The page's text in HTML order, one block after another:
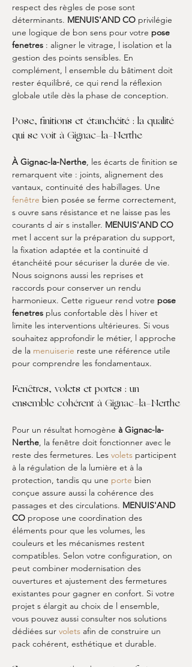
respect des règles de pose sont
déterminants. MENUIS'AND CO privilégie
une logique de bon sens pour votre pose
fenetres : aligner le vitrage, l isolation et la
gestion des points sensibles. En
complément, l ensemble du bâtiment doit
rester équilibré, ce qui rend la réflexion
globale utile dès la phase de conception.
Pose, finitions et étanchéité : la qualité
qui se voit à Gignac-la-Nerthe
À Gignac-la-Nerthe, les écarts de finition se
remarquent vite : joints, alignement des
vantaux, continuité des habillages. Une
fenêtre bien posée se ferme correctement,
s ouvre sans résistance et ne laisse pas les
courants d air s installer. MENUIS'AND CO
met l accent sur la préparation du support,
la fixation adaptée et la continuité d
étanchéité pour sécuriser la durée de vie.
Nous soignons aussi les reprises et
raccords pour conserver un rendu
harmonieux. Cette rigueur rend votre pose
fenetres plus confortable dès l hiver et
limite les interventions ultérieures. Si vous
souhaitez approfondir le métier, l approche
de la menuiserie reste une référence utile
pour comprendre les fondamentaux.
Fenêtres, volets et portes : un
ensemble cohérent à Gignac-la-Nerthe
Pour un résultat homogène à Gignac-la-
Nerthe, la fenêtre doit fonctionner avec le
reste des fermetures. Les volets participent
à la régulation de la lumière et à la
protection, tandis qu une porte bien
conçue assure aussi la cohérence des
passages et des circulations. MENUIS'AND
CO propose une coordination des
éléments pour que les volumes, les
couleurs et les mécanismes restent
compatibles. Selon votre configuration, on
peut combiner modernisation des
ouvertures et ajustement des fermetures
existantes pour gagner en confort. Si votre
projet s élargit au choix de l ensemble,
vous pouvez aussi consulter nos solutions
dédiées sur volets afin de construire un
pack cohérent, esthétique et durable.